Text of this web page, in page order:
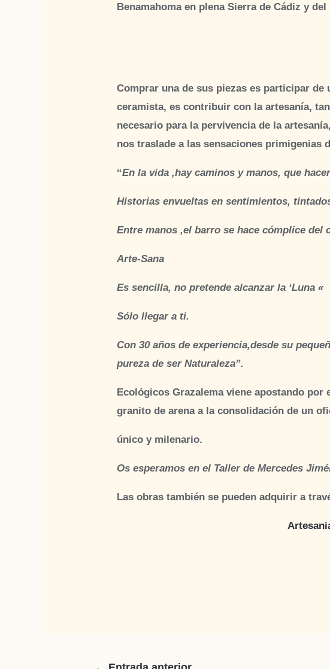
Benamahoma en plena Sierra de Cádiz y
Comprar una de sus piezas es participar
ceramista, es contribuir con la artesanía,
necesario para la pervivencia de la
nos traslade a las sensaciones primigenias
“En la vida ,hay caminos y manos, que
Historias envueltas en sentimientos,
Entre manos ,el barro se hace cómplice del
Arte-Sana
Es sencilla, no pretende alcanzar la ‘Luna «
Sólo llegar a ti.
Con 30 años de experiencia,desde su
pureza de ser Naturaleza”.
Ecológicos Grazalemaviene apostando por
granito de arena a la consolidación de un
único y milenario.
Os esperamos en el Taller de Mercedes
Las obras también se pueden adquirir a